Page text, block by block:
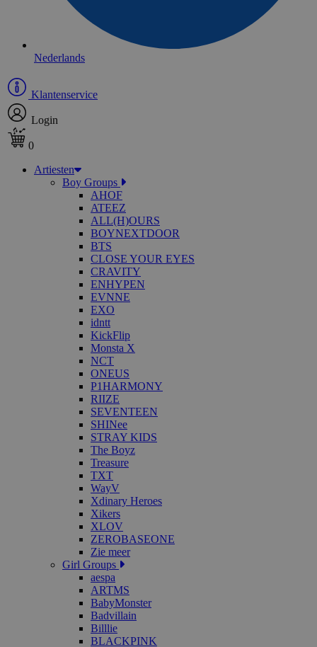
Nederlands
Klantenservice
Login
0
Artiesten
Boy Groups
AHOF
ATEEZ
ALL(H)OURS
BOYNEXTDOOR
BTS
CLOSE YOUR EYES
CRAVITY
ENHYPEN
EVNNE
EXO
idntt
KickFlip
Monsta X
NCT
ONEUS
P1HARMONY
RIIZE
SEVENTEEN
SHINee
STRAY KIDS
The Boyz
Treasure
TXT
WayV
Xdinary Heroes
Xikers
XLOV
ZEROBASEONE
Zie meer
Girl Groups
aespa
ARTMS
BabyMonster
Badvillain
Billlie
BLACKPINK